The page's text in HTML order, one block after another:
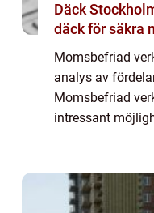
Däck
däck för säkra
Momsbefriad
analys av
Momsbefriad
intressant
artikel utforskar